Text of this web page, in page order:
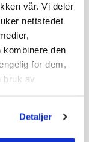
vår. Vi deler
nettstedet
kombinere den
for dem,
bruk av
Detaljer